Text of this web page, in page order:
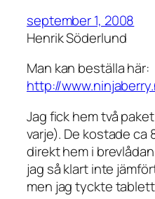
september 1, 2008
Henrik Söderlund
Man kan beställa här:
http://
Jag fick hem två
varje). De kostade
direkt hem i
jag så klart inte
men jag tyckte